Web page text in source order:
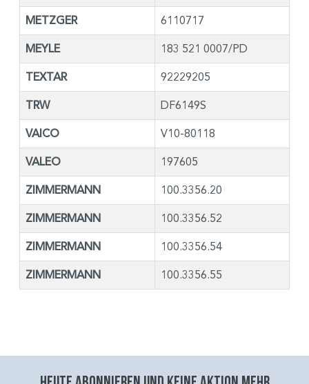
METZGER 6110717
MEYLE 183 521 0007/PD
TEXTAR 92229205
TRW DF6149S
VAICO V10-80118
VALEO 197605
ZIMMERMANN 100.3356.20
ZIMMERMANN 100.3356.52
ZIMMERMANN 100.3356.54
ZIMMERMANN 100.3356.55